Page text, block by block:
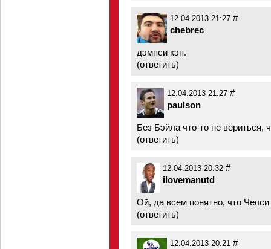
12.04.2013 21:27 #
chebrec
дэмпси кэп.
(ответить)
12.04.2013 21:27 #
paulson
Без Бэйла что-то не вериться,
(ответить)
12.04.2013 20:32 #
ilovemanutd
Ой, да всем понятно, что
(ответить)
12.04.2013 20:21 #